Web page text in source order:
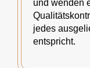
und wenden
jedes
entspricht.